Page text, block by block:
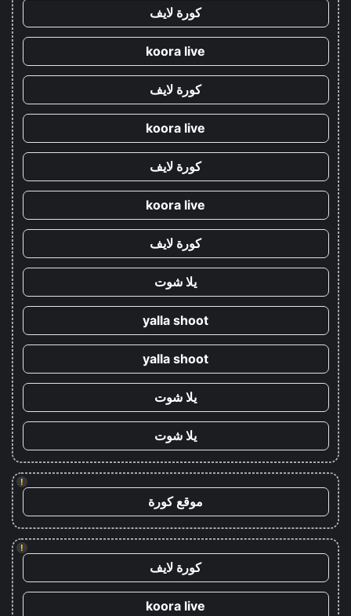
كورة لايف
koora live
كورة لايف
koora live
كورة لايف
koora live
كورة لايف
يلا شوت
yalla shoot
yalla shoot
يلا شوت
يلا شوت
!
موقع كورة
!
كورة لايف
koora live